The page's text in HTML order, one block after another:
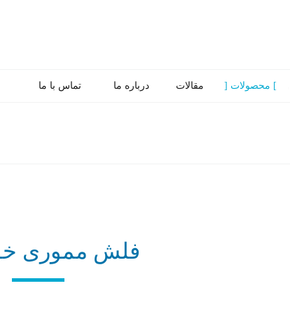
محصولات مقالات درباره ما تماس با ما
فلش مموری